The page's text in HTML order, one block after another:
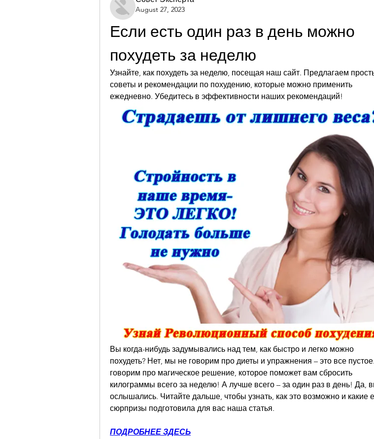
August 27, 2023
Если есть один раз в день можно
похудеть за неделю
Узнайте, как похудеть за неделю, посещая наш сайт. Предлагаем
советы и рекомендации по похудению, которые можно применить
ежедневно. Убедитесь в эффективности наших рекомендаций!
Вы когда-нибудь задумывались над тем, как быстро и легко можно
похудеть? Нет, мы не говорим про диеты и упражнения – это все
говорим про магическое решение, которое поможет вам сбросить
килограммы всего за неделю! А лучше всего – за один раз в день! Да,
ослышались. Читайте дальше, чтобы узнать, как это возможно и какие
сюрпризы подготовила для вас наша статья.
ПОДРОБНЕЕ ЗДЕСЬ